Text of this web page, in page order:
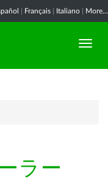
Français Italiano More...
ラー